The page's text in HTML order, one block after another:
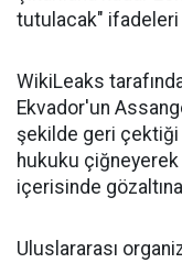
tutulacak" ifadeleri
​WikiLeaks
Ekvador'un
şekilde geri çektiği
hukuku çiğneyerek
içerisinde
Uluslararası